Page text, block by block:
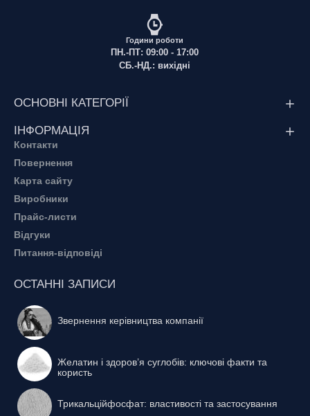
Години роботи
ПН.-ПТ: 09:00 - 17:00
СБ.-НД.: вихідні
ОСНОВНІ КАТЕГОРІЇ
ІНФОРМАЦІЯ
Контакти
Повернення
Карта сайту
Виробники
Прайс-листи
Відгуки
Питання-відповіді
ОСТАННІ ЗАПИСИ
Звернення керівництва компанії
Желатин і здоров’я суглобів: ключові факти та
користь
Трикальційфосфат: властивості та застосування